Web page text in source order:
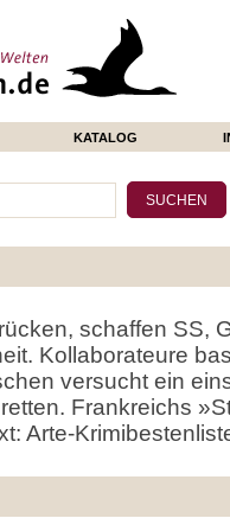
KATALOG
schaffen SS,
Kollaborateure
versucht ein
Frankreichs
Arte-